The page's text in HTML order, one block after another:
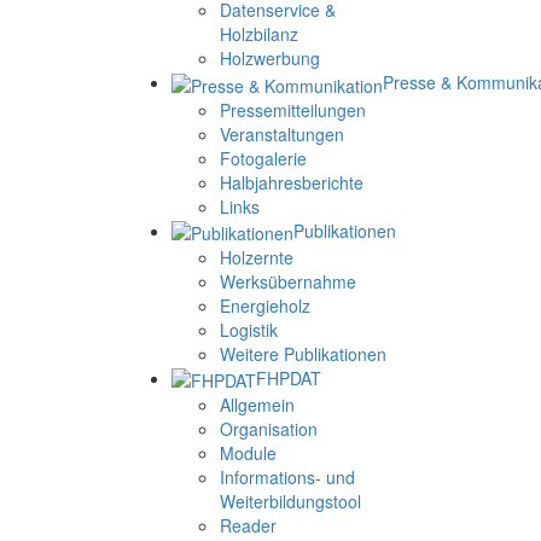
Datenservice &
Holzbilanz
Holzwerbung
Presse &
Pressemitteilungen
Veranstaltungen
Fotogalerie
Halbjahresberichte
Links
Publikationen
Holzernte
Werksübernahme
Energieholz
Logistik
Weitere Publikationen
FHPDAT
Allgemein
Organisation
Module
Informations- und
Weiterbildungstool
Reader